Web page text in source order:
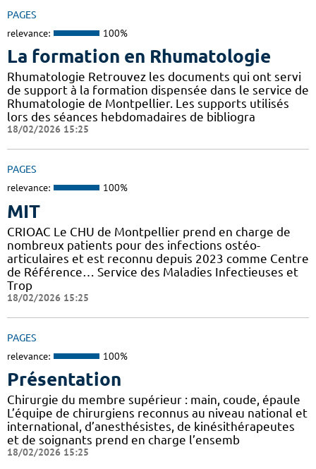
PAGES
relevance: 100%
La formation en Rhumatologie
Rhumatologie Retrouvez les documents qui ont servi
de support à la formation dispensée dans le service de
Rhumatologie de Montpellier. Les supports utilisés
lors des séances hebdomadaires de bibliogra
18/02/2026 15:25
PAGES
relevance: 100%
MIT
CRIOAC Le CHU de Montpellier prend en charge de
nombreux patients pour des infections ostéo-
articulaires et est reconnu depuis 2023 comme Centre
de Référence… Service des Maladies Infectieuses et
Trop
18/02/2026 15:25
PAGES
relevance: 100%
Présentation
Chirurgie du membre supérieur : main, coude, épaule
L’équipe de chirurgiens reconnus au niveau national et
international, d’anesthésistes, de kinésithérapeutes
et de soignants prend en charge l’ensemb
18/02/2026 15:25